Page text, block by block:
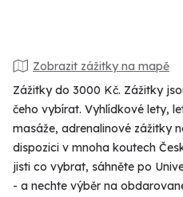
Zobrazit zážitky na mapě
Zážitky do 3000 Kč. Zážitky
čeho vybírat. Vyhlídkové lety,
masáže, adrenalinové zážitky
dispozici v mnoha koutech
jisti co vybrat, sáhněte po
- a nechte výběr na